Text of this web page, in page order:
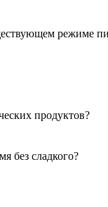
режиме
продуктов?
без сладкого?